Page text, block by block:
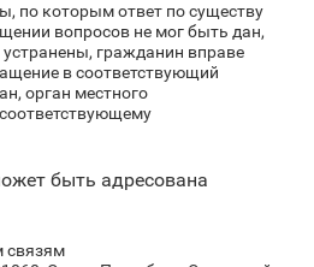
по которым ответ по существу
вопросов не мог быть дан,
гражданин вправе
в соответствующий
орган местного
быть адресована
связям